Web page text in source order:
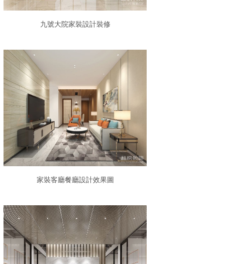
九號大院家裝設計裝修
家裝客廳餐廳設計效果圖